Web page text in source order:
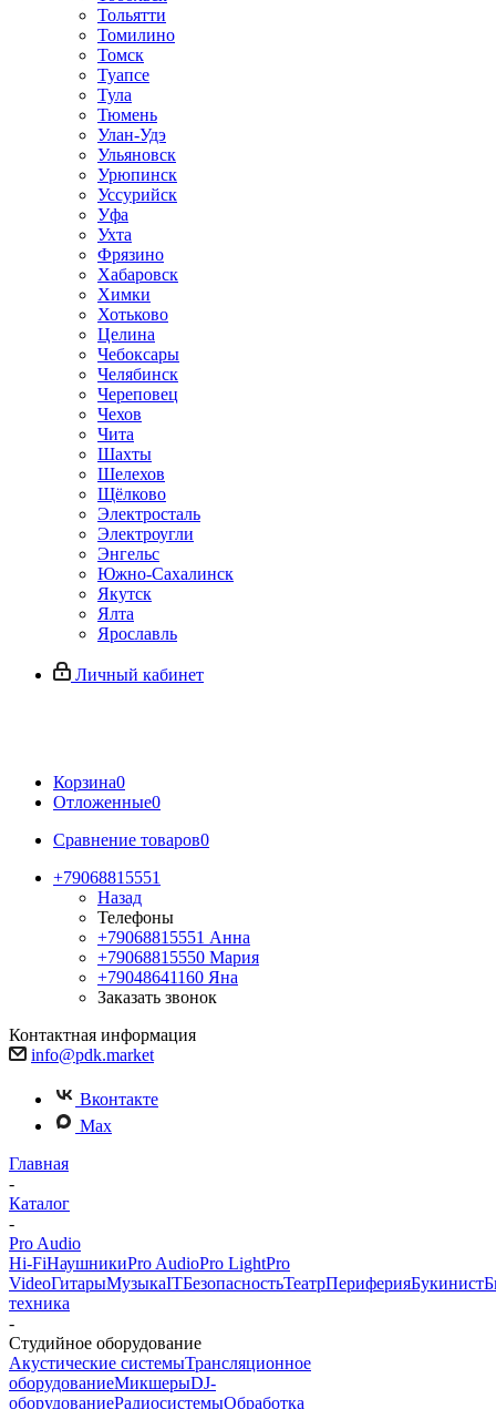
Тольятти
Томилино
Томск
Туапсе
Тула
Тюмень
Улан-Удэ
Ульяновск
Урюпинск
Уссурийск
Уфа
Ухта
Фрязино
Хабаровск
Химки
Хотьково
Целина
Чебоксары
Челябинск
Череповец
Чехов
Чита
Шахты
Шелехов
Щёлково
Электросталь
Электроугли
Энгельс
Южно-Сахалинск
Якутск
Ялта
Ярославль
Личный кабинет
Корзина0
Отложенные0
Сравнение товаров0
+79068815551
Назад
Телефоны
+79068815551 Анна
+79068815550 Мария
+79048641160 Яна
Заказать звонок
Контактная информация
info@pdk.market
Вконтакте
Max
Главная
-
Каталог
-
Pro Audio
Hi-FiНаушникиPro AudioPro LightPro
VideoГитарыМузыкаITБезопасностьТеатрПериферияБукинист
техника
-
Студийное оборудование
Акустические системыТрансляционное
оборудованиеМикшерыDJ-
оборудованиеРадиосистемыОбработка